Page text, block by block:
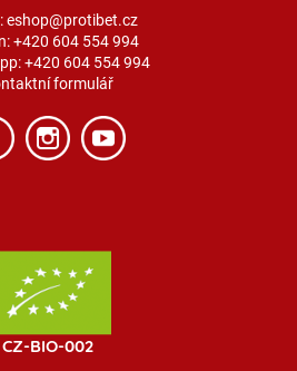
eshop@protibet.cz
+420 604 554 994
+420 604 554 994
formulář